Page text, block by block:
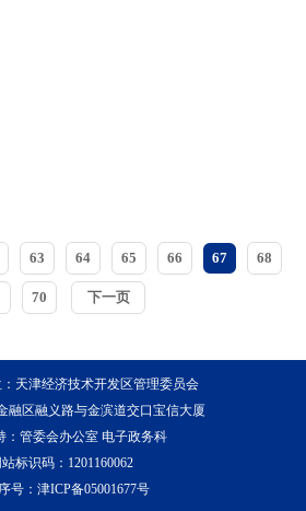
63 64 65 66 67 68
70 下一页
天津经济技术开发区管理委员会
融区融义路与金滨道交口宝信大厦
：管委会办公室 电子政务科
站标识码：1201160062
号：津ICP备05001677号